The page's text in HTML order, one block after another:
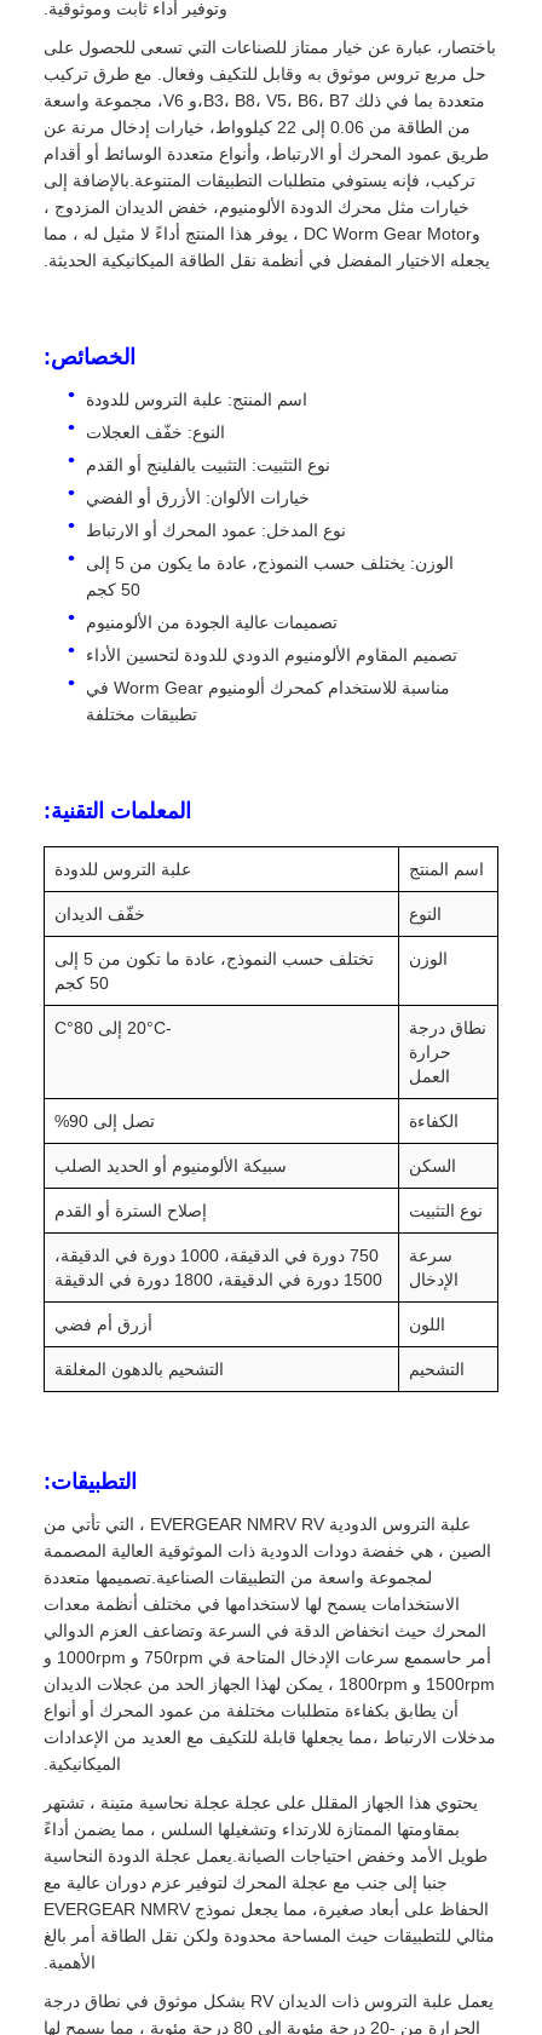
وتوفير أداء ثابت وموثوقية.
باختصار، عبارة عن خيار ممتاز للصناعات التي تسعى للحصول على
حل مربع تروس موثوق به وقابل للتكيف وفعال. مع طرق تركيب
متعددة بما في ذلك B3، B8، V5، B6، B7،و V6، مجموعة واسعة
من الطاقة من 0.06 إلى 22 كيلوواط، خيارات إدخال مرنة عن
طريق عمود المحرك أو الارتباط، وأنواع متعددة الوسائط أو أقدام
تركيب، فإنه يستوفي متطلبات التطبيقات المتنوعة.بالإضافة إلى
خيارات مثل محرك الدودة الألومنيوم، خفض الديدان المزدوج ،
وDC Worm Gear Motor ، يوفر هذا المنتج أداءً لا مثيل له ، مما
يجعله الاختيار المفضل في أنظمة نقل الطاقة الميكانيكية الحديثة.
الخصائص:
اسم المنتج: علبة التروس للدودة
النوع: خفّف العجلات
نوع التثبيت: التثبيت بالفلينج أو القدم
خيارات الألوان: الأزرق أو الفضي
نوع المدخل: عمود المحرك أو الارتباط
الوزن: يختلف حسب النموذج، عادة ما يكون من 5 إلى
50 كجم
تصميمات عالية الجودة من الألومنيوم
تصميم المقاوم الألومنيوم الدودي للدودة لتحسين الأداء
مناسبة للاستخدام كمحرك ألومنيوم Worm Gear في
تطبيقات مختلفة
المعلمات التقنية:
اسم المنتج علبة التروس للدودة
النوع خفّف الديدان
الوزن
تختلف حسب النموذج، عادة ما تكون من 5 إلى
50 كجم
نطاق درجة
حرارة
العمل
-20°C إلى 80°C
الكفاءة تصل إلى 90%
السكن سبيكة الألومنيوم أو الحديد الصلب
نوع التثبيت إصلاح السترة أو القدم
سرعة
الإدخال
750 دورة في الدقيقة، 1000 دورة في الدقيقة،
1500 دورة في الدقيقة، 1800 دورة في الدقيقة
اللون أزرق أم فضي
التشحيم التشحيم بالدهون المغلقة
التطبيقات:
علبة التروس الدودية EVERGEAR NMRV RV ، التي تأتي من
الصين ، هي خفضة دودات الدودية ذات الموثوقية العالية المصممة
لمجموعة واسعة من التطبيقات الصناعية.تصميمها متعددة
الاستخدامات يسمح لها لاستخدامها في مختلف أنظمة معدات
المحرك حيث انخفاض الدقة في السرعة وتضاعف العزم الدوالي
أمر حاسممع سرعات الإدخال المتاحة في 750rpm و 1000rpm و
1500rpm و 1800rpm ، يمكن لهذا الجهاز الحد من عجلات الديدان
أن يطابق بكفاءة متطلبات مختلفة من عمود المحرك أو أنواع
مدخلات الارتباط ،مما يجعلها قابلة للتكيف مع العديد من الإعدادات
الميكانيكية.
يحتوي هذا الجهاز المقلل على عجلة عجلة نحاسية متينة ، تشتهر
بمقاومتها الممتازة للارتداء وتشغيلها السلس ، مما يضمن أداءً
طويل الأمد وخفض احتياجات الصيانة.يعمل عجلة الدودة النحاسية
جنبا إلى جنب مع عجلة المحرك لتوفير عزم دوران عالية مع
الحفاظ على أبعاد صغيرة، مما يجعل نموذج EVERGEAR NMRV
مثالي للتطبيقات حيث المساحة محدودة ولكن نقل الطاقة أمر بالغ
الأهمية.
يعمل علبة التروس ذات الديدان RV بشكل موثوق في نطاق درجة
الحرارة من -20 درجة مئوية إلى 80 درجة مئوية ، مما يسمح لها